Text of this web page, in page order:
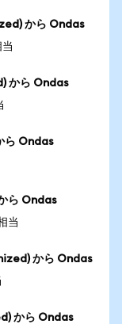
から Ondas
から Ondas
ら Ondas
ら Ondas
当
から Ondas
から Ondas